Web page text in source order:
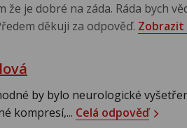
je dobré na záda. Ráda bych
děkuji za odpověď. Zobrazit
by bylo neurologické
kompresí,... Celá odpověď